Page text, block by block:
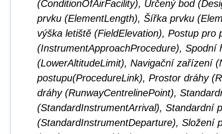
(ConditionOfAirFacility), Určený bod
prvku (ElementLength), Šířka prvku
výška letiště (FieldElevation), Postup pro
(InstrumentApproachProcedure), Spodní
(LowerAltitudeLimit), Navigační zařízení
postupu(ProcedureLink), Prostor dráhy
dráhy (RunwayCentrelinePoint),
(StandardInstrumentArrival), Standardní
(StandardInstrumentDeparture), Složení